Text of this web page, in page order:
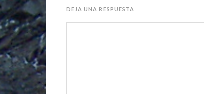
DEJA UNA RESPUESTA